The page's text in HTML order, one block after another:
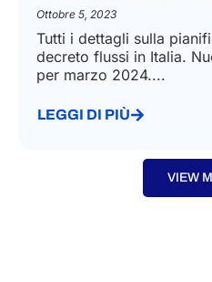
Ottobre 5, 2023
Tutti i dettagli sulla
decreto flussi in Italia.
per marzo 2024....
LEGGI DI PIÙ
VIEW